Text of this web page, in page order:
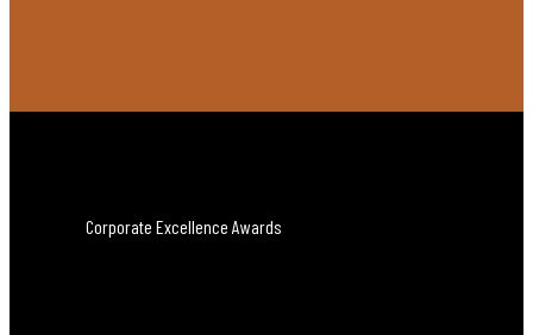
Corporate Excellence Awards